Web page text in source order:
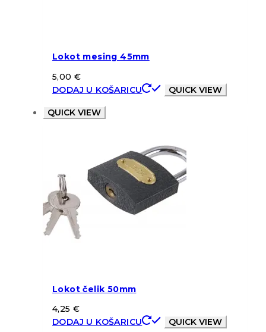
Lokot mesing 45mm
5,00 €
DODAJ U KOŠARICU
QUICK VIEW
QUICK VIEW
Lokot čelik 50mm
4,25 €
DODAJ U KOŠARICU
QUICK VIEW